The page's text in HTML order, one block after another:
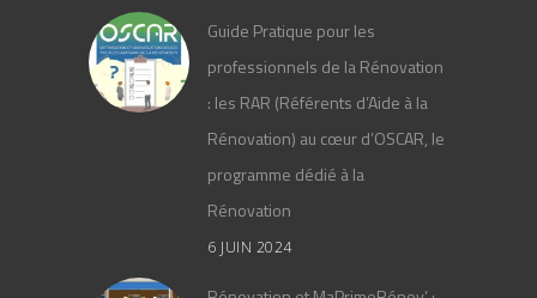
Guide Pratique pour les
professionnels de la Rénovation
: les RAR (Référents d’Aide à la
Rénovation) au cœur d’OSCAR, le
programme dédié à la
Rénovation
6 JUIN 2024